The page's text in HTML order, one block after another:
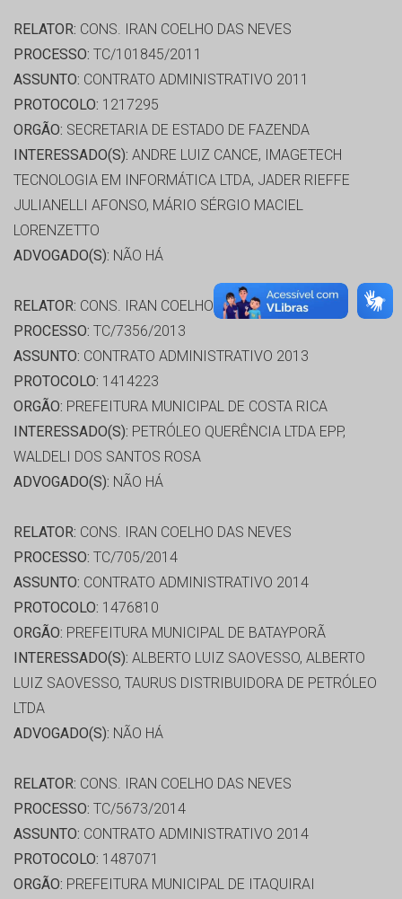
RELATOR: CONS. IRAN COELHO DAS NEVES
PROCESSO: TC/101845/2011
ASSUNTO: CONTRATO ADMINISTRATIVO 2011
PROTOCOLO: 1217295
ORGÃO: SECRETARIA DE ESTADO DE FAZENDA
INTERESSADO(S): ANDRE LUIZ CANCE, IMAGETECH
TECNOLOGIA EM INFORMÁTICA LTDA, JADER RIEFFE
JULIANELLI AFONSO, MÁRIO SÉRGIO MACIEL
LORENZETTO
ADVOGADO(S): NÃO HÁ
RELATOR: CONS. IRAN COELHO DAS NEVES
PROCESSO: TC/7356/2013
ASSUNTO: CONTRATO ADMINISTRATIVO 2013
PROTOCOLO: 1414223
ORGÃO: PREFEITURA MUNICIPAL DE COSTA RICA
INTERESSADO(S): PETRÓLEO QUERÊNCIA LTDA EPP,
WALDELI DOS SANTOS ROSA
ADVOGADO(S): NÃO HÁ
RELATOR: CONS. IRAN COELHO DAS NEVES
PROCESSO: TC/705/2014
ASSUNTO: CONTRATO ADMINISTRATIVO 2014
PROTOCOLO: 1476810
ORGÃO: PREFEITURA MUNICIPAL DE BATAYPORÃ
INTERESSADO(S): ALBERTO LUIZ SAOVESSO, ALBERTO
LUIZ SAOVESSO, TAURUS DISTRIBUIDORA DE PETRÓLEO
LTDA
ADVOGADO(S): NÃO HÁ
RELATOR: CONS. IRAN COELHO DAS NEVES
PROCESSO: TC/5673/2014
ASSUNTO: CONTRATO ADMINISTRATIVO 2014
PROTOCOLO: 1487071
ORGÃO: PREFEITURA MUNICIPAL DE ITAQUIRAI